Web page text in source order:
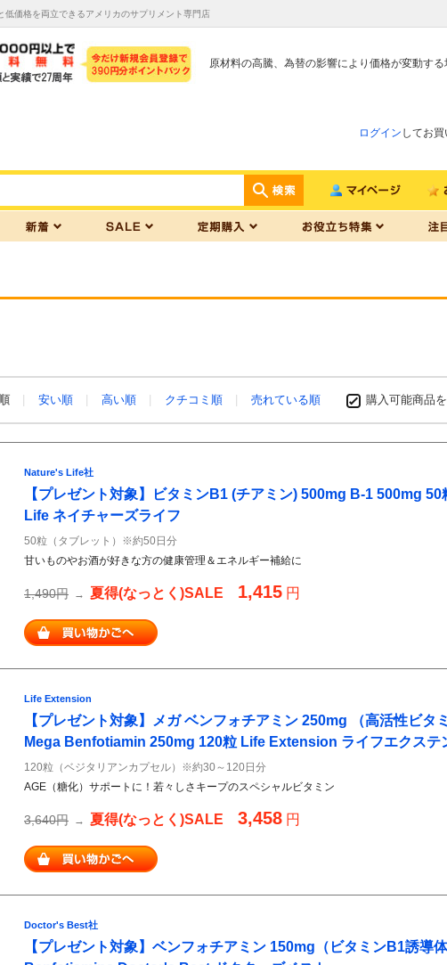
価格を両立できるアメリカのサプリメント専門店
原材料の高騰、為替の影響により価格が変動す
ログイン してお
安い順 高い順 クチコミ順 売れている順 購入可能商品
Nature's Life社
【プレゼント対象】ビタミンB1 (チアミン) 500mg B-1 500mg
Life ネイチャーズライフ
50粒（タブレット）※約50日分
甘いものやお酒が好きな方の健康管理＆エネルギー補給に
1,490円 → 夏得(なっとく)SALE 1,415 円
Life Extension
【プレゼント対象】メガ ベンフォチアミン 250mg （高活性ビタ
Mega Benfotiamin 250mg 120粒 Life Extension ライフエクステ
120粒（ベジタリアンカプセル）※約30～120日分
AGE（糖化）サポートに！若々しさキープのスペシャルビタミン
3,640円 → 夏得(なっとく)SALE 3,458 円
Doctor's Best社
【プレゼント対象】ベンフォチアミン 150mg（ビタミンB1誘導